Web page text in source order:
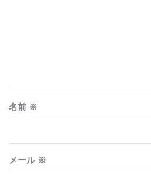
名前 ※
メール ※